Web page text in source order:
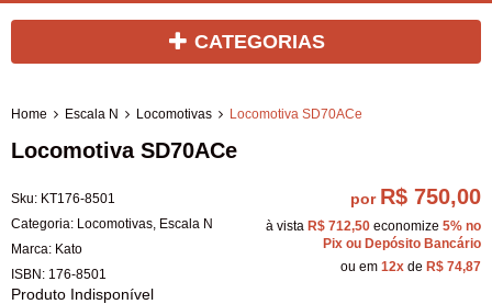
CATEGORIAS
Home Escala N Locomotivas Locomotiva SD70ACe
Locomotiva SD70ACe
Sku: KT176-8501
Categoria: Locomotivas Escala N
Marca: Kato
ISBN: 176-8501
Produto Indisponível
por R$ 750,00
à vista R$ 712,50 economize 5% no
Pix ou Depósito Bancário
ou em 12x de R$ 74,87